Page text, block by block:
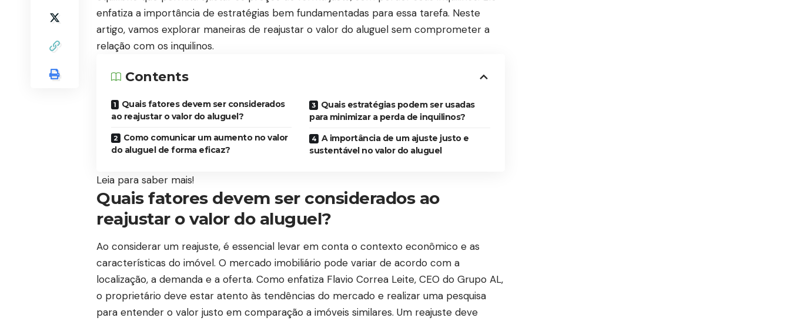
enfatiza a importância de estratégias bem fundamentadas para essa tarefa. Neste
artigo, vamos explorar maneiras de reajustar o valor do aluguel sem comprometer a
relação com os inquilinos.
Contents
Quais fatores devem ser considerados
ao reajustar o valor do aluguel?
Como comunicar um aumento no valor
do aluguel de forma eficaz?
Quais estratégias podem ser usadas
para minimizar a perda de inquilinos?
A importância de um ajuste justo e
sustentável no valor do aluguel
Leia para saber mais!
Quais fatores devem ser considerados ao
reajustar o valor do aluguel?
Ao considerar um reajuste, é essencial levar em conta o contexto econômico e as
características do imóvel. O mercado imobiliário pode variar de acordo com a
localização, a demanda e a oferta. Como enfatiza Flavio Correa Leite, CEO do Grupo AL,
o proprietário deve estar atento às tendências do mercado e realizar uma pesquisa
para entender o valor justo em comparação a imóveis similares. Um reajuste deve